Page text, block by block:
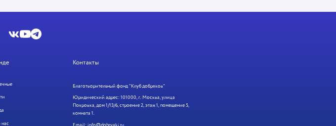
Контакты
Благотворительный фонд "Клуб добряков"
Юридический адрес: 101000, г. Москва, улица
Покровка, дом 1/13/6, строение 2, этаж 1, помещение 5,
комната 1.